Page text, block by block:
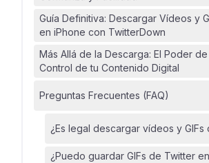
Guía Definitiva: Descargar Vídeos y
en iPhone con TwitterDown
Más Allá de la Descarga: El Poder
Control de tu Contenido Digital
Preguntas Frecuentes (FAQ)
¿Es legal descargar vídeos y GIFs
¿Puedo guardar GIFs de Twitter